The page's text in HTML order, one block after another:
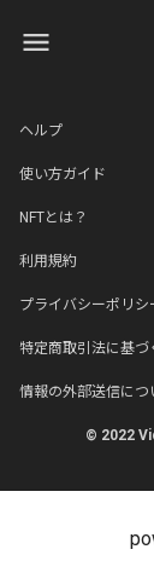
ヘルプ
使い方ガイド
NFTとは？
利用規約
プライバシーポリシ
特定商取引法に基づ
情報の外部送信につ
© 2022